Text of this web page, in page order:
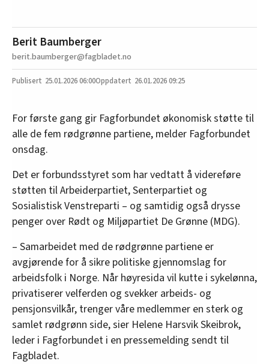
Berit Baumberger
berit.baumberger@fagbladet.no
25.01.202606:00 26.01.2026 09:25
For første gang gir Fagforbundet økonomisk støtte til
alle de fem rødgrønne partiene, melder Fagforbundet
onsdag.
Det er forbundsstyret som har vedtatt å videreføre
støtten til Arbeiderpartiet, Senterpartiet og
Sosialistisk Venstreparti – og samtidig også drysse
penger over Rødt og Miljøpartiet De Grønne (MDG).
– Samarbeidet med de rødgrønne partiene er
avgjørende for å sikre politiske gjennomslag for
arbeidsfolk i Norge. Når høyresida vil kutte i sykelønna,
privatiserer velferden og svekker arbeids- og
pensjonsvilkår, trenger våre medlemmer en sterk og
samlet rødgrønn side, sier Helene Harsvik Skeibrok,
leder i Fagforbundet i en pressemelding sendt til
Fagbladet.